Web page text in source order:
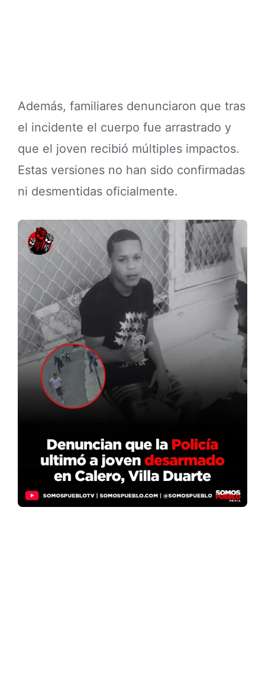
Además, familiares denunciaron que tras
el incidente el cuerpo fue arrastrado y
que el joven recibió múltiples impactos.
Estas versiones no han sido confirmadas
ni desmentidas oficialmente.